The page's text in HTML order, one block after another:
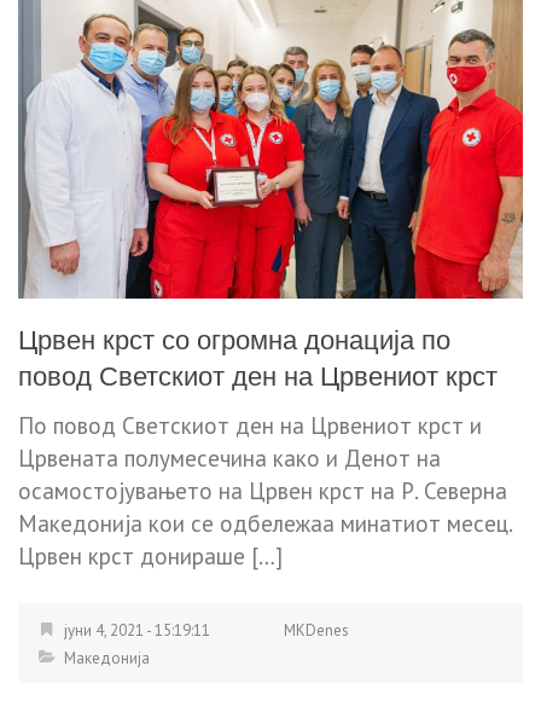
Црвен крст со огромна донација по
повод Светскиот ден на Црвениот крст
По повод Светскиот ден на Црвениот крст и
Црвената полумесечина како и Денот на
осамостoјувањето на Црвен крст на Р. Северна
Македонија кои се одбележаа минатиот месец.
Црвен крст донираше […]
јуни 4, 2021 - 15:19:11
MKDenes
Македонија